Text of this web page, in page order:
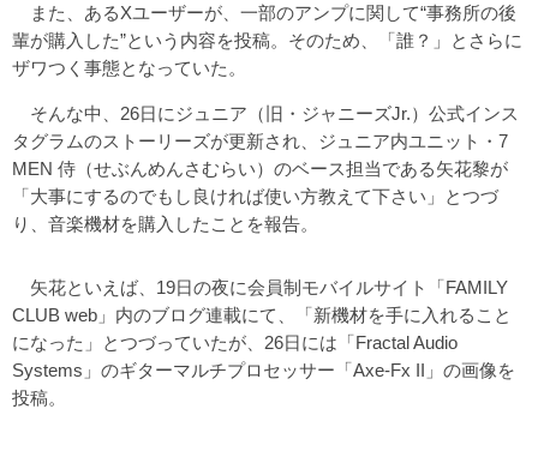
また、あるXユーザーが、一部のアンプに関して“事務所の後
輩が購入した”という内容を投稿。そのため、「誰？」とさらに
ザワつく事態となっていた。
そんな中、26日にジュニア（旧・ジャニーズJr.）公式インス
タグラムのストーリーズが更新され、ジュニア内ユニット・7
MEN 侍（せぶんめんさむらい）のベース担当である矢花黎が
「大事にするのでもし良ければ使い方教えて下さい」とつづ
り、音楽機材を購入したことを報告。
矢花といえば、19日の夜に会員制モバイルサイト「FAMILY
CLUB web」内のブログ連載にて、「新機材を手に入れること
になった」とつづっていたが、26日には「Fractal Audio
Systems」のギターマルチプロセッサー「Axe-Fx II」の画像を
投稿。